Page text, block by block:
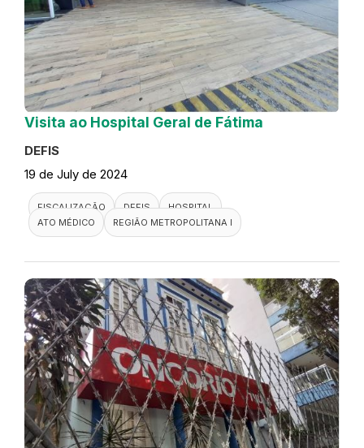
Visita ao Hospital Geral de Fátima
DEFIS
19 de July de 2024
FISCALIZAÇÃO DEFIS
HOSPITAL
ATO MÉDICO
REGIÃO METROPOLITANA I